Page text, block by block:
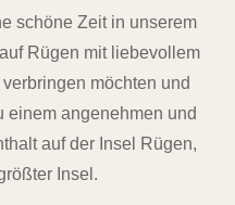
schöne Zeit in unserem
Rügen mit liebevollem
möchten und
einem angenehmen und
auf der Insel Rügen,
Insel.